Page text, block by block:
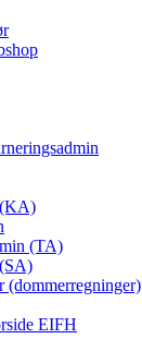
(TA)
(dommerregninger)
EIFH